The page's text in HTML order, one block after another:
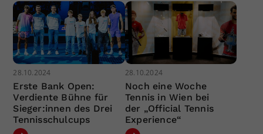
28.10.2024
Erste Bank Open:
Verdiente Bühne für
Sieger:innen des Drei
Tennisschulcups
28.10.2024
Noch eine Woche
Tennis in Wien bei
der „Official Tennis
Experience“